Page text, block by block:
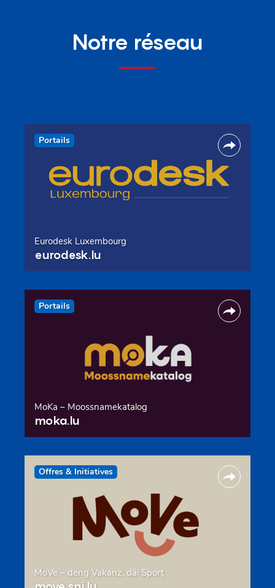
Notre réseau
Portails
Eurodesk Luxembourg
eurodesk.lu
Portails
MoKa – Moossnamekatalog
moka.lu
Offres & Initiatives
MoVe – deng Vakanz, däi Sport